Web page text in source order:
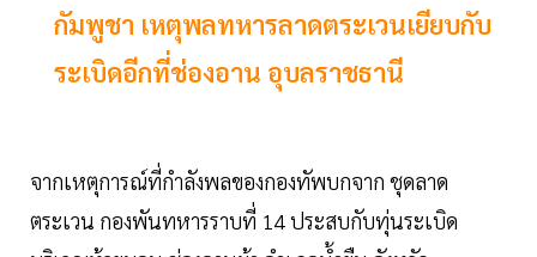
กัมพูชา เหตุพลทหารลาดตระเวนเยียบกับ
ระเบิดอีกที่ช่องอาน อุบลราชธานี
จากเหตุการณ์ที่กำลังพลของกองทัพบกจาก ชุดลาด
ตระเวน กองพันทหารราบที่ 14 ประสบกับทุ่นระเบิด